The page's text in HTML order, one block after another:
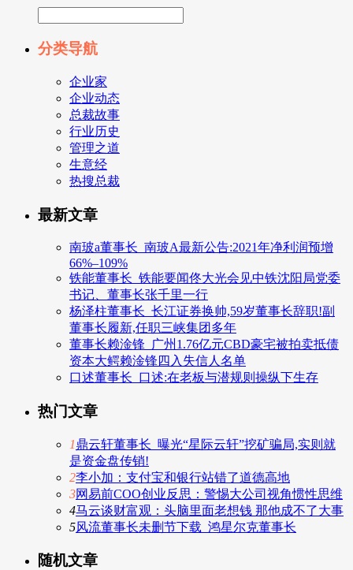
分类导航
企业家
企业动态
总裁故事
行业历史
管理之道
生意经
热搜总裁
最新文章
南玻a董事长_南玻A最新公告:2021年净利润预增
66%–109%
铁能董事长_铁能要闻佟大光会见中铁沈阳局党委
书记、董事长张千里一行
杨泽柱董事长_长江证券换帅,59岁董事长辞职!副
董事长履新,任职三峡集团多年
董事长赖淦锋_广州1.76亿元CBD豪宅被拍卖抵债
资本大鳄赖淦锋四入失信人名单
口述董事长_口述:在老板与潜规则操纵下生存
热门文章
1鼎云轩董事长_曝光“星际云轩”挖矿骗局,实则就
是资金盘传销!
2李小加：支付宝和银行站错了道德高地
3网易前COO创业反思：警惕大公司视角惯性思维
4马云谈财富观：头脑里面老想钱 那他成不了大事
5风流董事长未删节下载_鸿星尔克董事长
随机文章